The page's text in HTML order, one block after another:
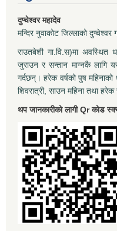
दुप्चेश्वर महादेव
मन्दिर नुवाकोट जिल्लाको
राउतबेशी गा.वि.स)मा अवस्थित
जुराउन र सन्तान माग्नकै लागि
गर्दछन्। हरेक वर्षको पुष महिनाको
शिवरात्री, साउन महिना तथा हरेक
थप जानकारीको लागी Qr कोड